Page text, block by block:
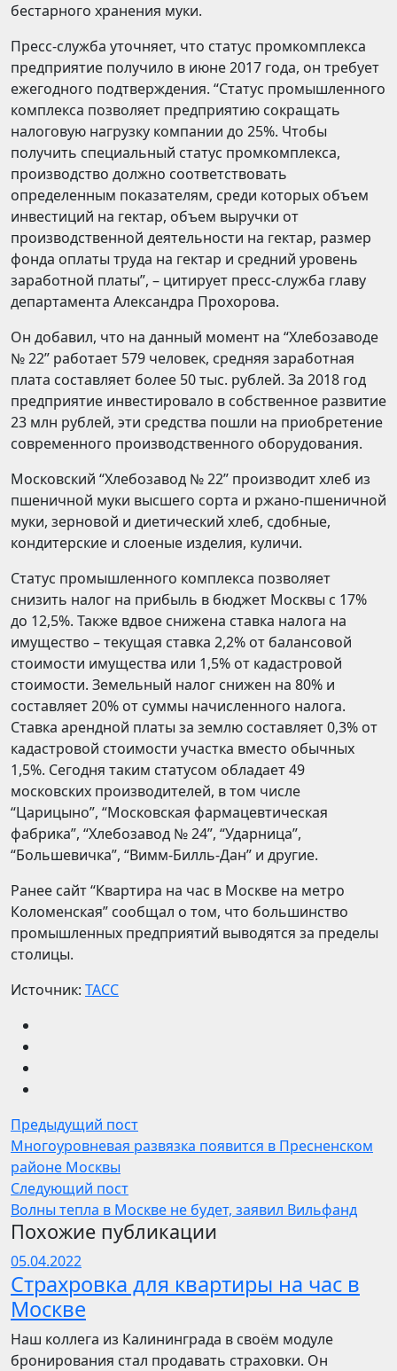
бестарного хранения муки.
Пресс-служба уточняет, что статус промкомплекса
предприятие получило в июне 2017 года, он требует
ежегодного подтверждения. “Статус промышленного
комплекса позволяет предприятию сокращать
налоговую нагрузку компании до 25%. Чтобы
получить специальный статус промкомплекса,
производство должно соответствовать
определенным показателям, среди которых объем
инвестиций на гектар, объем выручки от
производственной деятельности на гектар, размер
фонда оплаты труда на гектар и средний уровень
заработной платы”, – цитирует пресс-служба главу
департамента Александра Прохорова.
Он добавил, что на данный момент на “Хлебозаводе
№ 22” работает 579 человек, средняя заработная
плата составляет более 50 тыс. рублей. За 2018 год
предприятие инвестировало в собственное развитие
23 млн рублей, эти средства пошли на приобретение
современного производственного оборудования.
Московский “Хлебозавод № 22” производит хлеб из
пшеничной муки высшего сорта и ржано-пшеничной
муки, зерновой и диетический хлеб, сдобные,
кондитерские и слоеные изделия, куличи.
Статус промышленного комплекса позволяет
снизить налог на прибыль в бюджет Москвы с 17%
до 12,5%. Также вдвое снижена ставка налога на
имущество – текущая ставка 2,2% от балансовой
стоимости имущества или 1,5% от кадастровой
стоимости. Земельный налог снижен на 80% и
составляет 20% от суммы начисленного налога.
Ставка арендной платы за землю составляет 0,3% от
кадастровой стоимости участка вместо обычных
1,5%. Сегодня таким статусом обладает 49
московских производителей, в том числе
“Царицыно”, “Московская фармацевтическая
фабрика”, “Хлебозавод № 24”, “Ударница”,
“Большевичка”, “Вимм-Билль-Дан” и другие.
Ранее сайт “Квартира на час в Москве на метро
Коломенская” сообщал о том, что большинство
промышленных предприятий выводятся за пределы
столицы.
Источник: ТАСС
Предыдущий пост
Многоуровневая развязка появится в Пресненском
районе Москвы
Следующий пост
Волны тепла в Москве не будет, заявил Вильфанд
Похожие публикации
05.04.2022
Страхровка для квартиры на час в
Москве
Наш коллега из Калининграда в своём модуле
бронирования стал продавать страховки. Он